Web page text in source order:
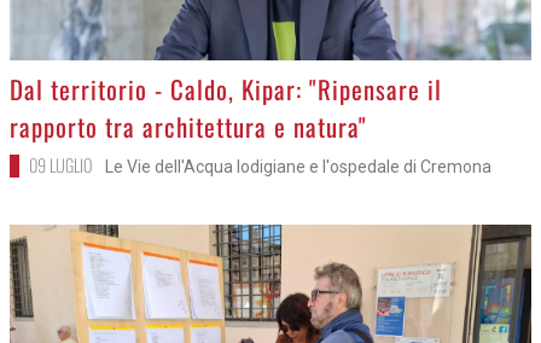
>
Dal territorio - Caldo, Kipar: "Ripensare il
rapporto tra architettura e natura"
09 LUGLIO Le Vie dell'Acqua lodigiane e l'ospedale di Cremona